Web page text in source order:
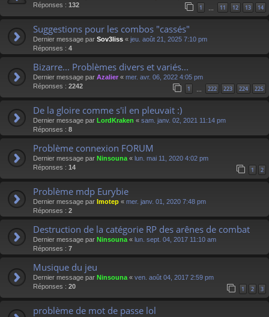
Réponses : 132 1 11 12 13 14
Suggestions pour les combos "cassés"
Dernier message par Sov3liss « jeu. août 21, 2025 7:10 pm
Réponses : 4
Bizarre... Problèmes divers et variés...
Dernier message par Azalier « mer. avr. 06, 2022 4:05 pm
Réponses : 2242 1 222 223 224 225
De la gloire comme s'il en pleuvait :)
Dernier message par LordKraken « sam. janv. 02, 2021 11:14 pm
Réponses : 8
Problème connexion FORUM
Dernier message par Ninsouna « lun. mai 11, 2020 4:02 pm
Réponses : 14 1 2
Problème mdp Eurybie
Dernier message par Imotep « mer. janv. 01, 2020 7:48 pm
Réponses : 2
Destruction de la catégorie RP des arênes de combat
Dernier message par Ninsouna « lun. sept. 04, 2017 11:10 am
Réponses : 7
Musique du jeu
Dernier message par Ninsouna « ven. août 04, 2017 2:59 pm
Réponses : 20 1 2 3
problème de mot de passe lol